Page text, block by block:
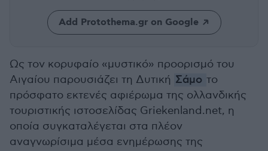
Add Protothema.gr on Google
Ως τον κορυφαίο «μυστικό» προορισμό του
Αιγαίου παρουσιάζει τη Δυτική Σάμο το
πρόσφατο εκτενές αφιέρωμα της ολλανδικής
τουριστικής ιστοσελίδας Griekenland.net, η
οποία συγκαταλέγεται στα πλέον
αναγνωρίσιμα μέσα ενημέρωσης της